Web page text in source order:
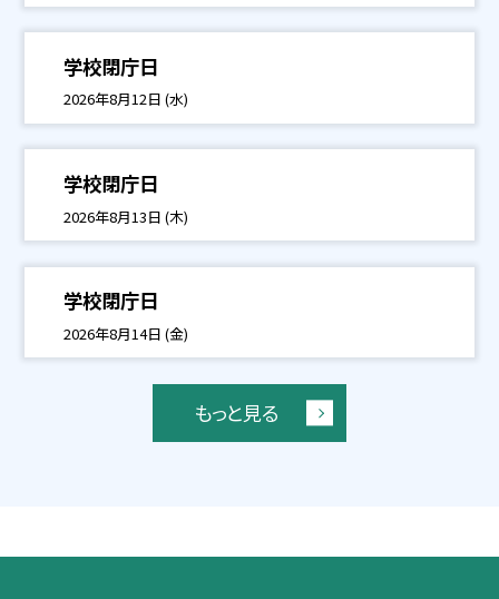
学校閉庁日
2026年8月12日 (水)
学校閉庁日
2026年8月13日 (木)
学校閉庁日
2026年8月14日 (金)
もっと見る